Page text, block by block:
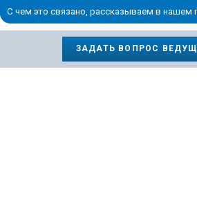
С чем это связано, рассказываем в нашем
ЗАДАТЬ ВОПРОС